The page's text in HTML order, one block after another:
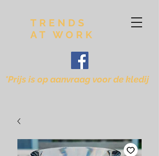
TRENDS
AT WORK
*Prijs is op aanvraag voor de kledij